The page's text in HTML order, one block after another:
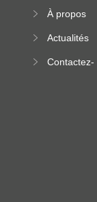
À propos
Actualités
Contactez-